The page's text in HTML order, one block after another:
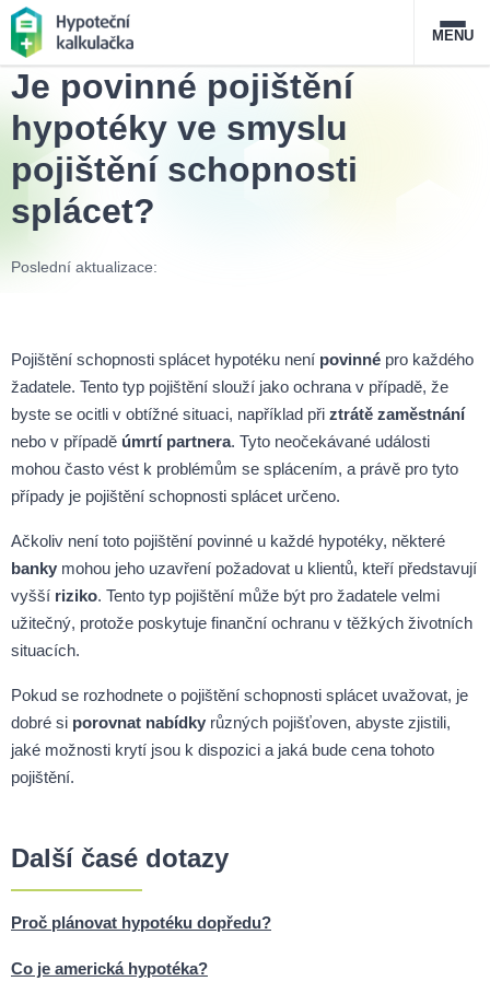
Nabídka hypoték
Magazín
Průvodce hypotékami
O službě FAQSlovník pojmů
MENU
Je povinné pojištění
hypotéky ve smyslu
pojištění schopnosti
splácet?
Poslední aktualizace:
Pojištění schopnosti splácet hypotéku není povinné pro každého
žadatele. Tento typ pojištění slouží jako ochrana v případě, že
byste se ocitli v obtížné situaci, například při ztrátě zaměstnání
nebo v případě úmrtí partnera. Tyto neočekávané události
mohou často vést k problémům se splácením, a právě pro tyto
případy je pojištění schopnosti splácet určeno.
Ačkoliv není toto pojištění povinné u každé hypotéky, některé
banky mohou jeho uzavření požadovat u klientů, kteří představují
vyšší riziko. Tento typ pojištění může být pro žadatele velmi
užitečný, protože poskytuje finanční ochranu v těžkých životních
situacích.
Pokud se rozhodnete o pojištění schopnosti splácet uvažovat, je
dobré si porovnat nabídky různých pojišťoven, abyste zjistili,
jaké možnosti krytí jsou k dispozici a jaká bude cena tohoto
pojištění.
Další časé dotazy
Proč plánovat hypotéku dopředu?
Co je americká hypotéka?